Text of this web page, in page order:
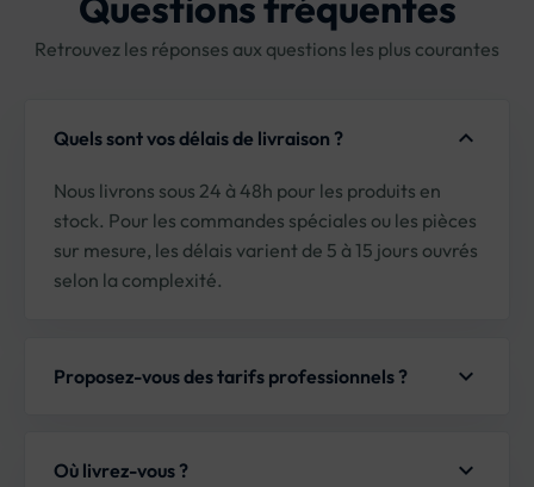
Retrouvez les réponses aux questions les plus courantes
Quels sont vos délais de livraison ? expand_more
Nous livrons sous 24 à 48h pour les produits en
stock. Pour les commandes spéciales ou les pièces
sur mesure, les délais varient de 5 à 15 jours ouvrés
selon la complexité.
Proposez-vous des tarifs professionnels ? expand_more
professionnels. Créez un compte professionnel
Où livrez-vous ? expand_more